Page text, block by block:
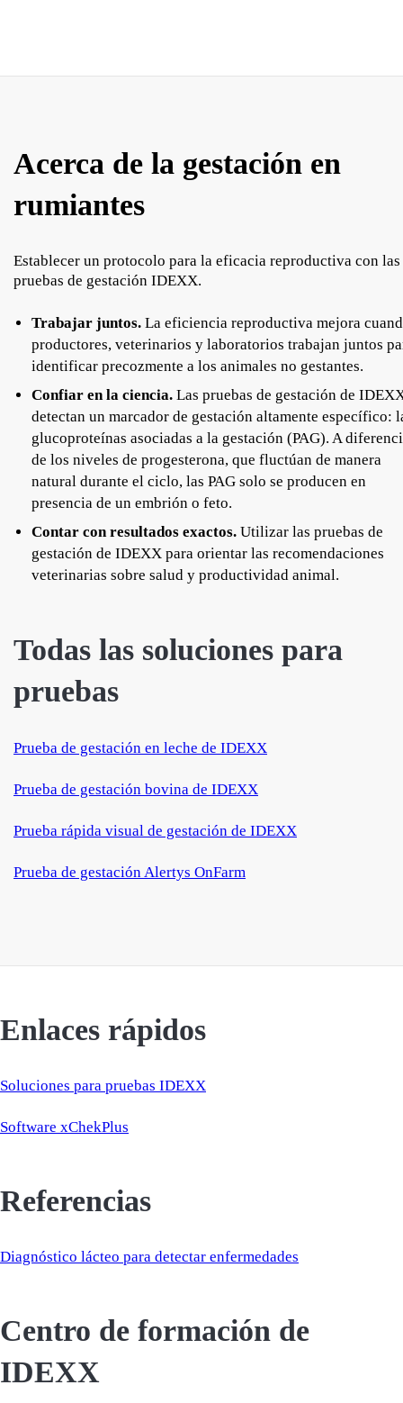
Acerca de la gestación en
rumiantes
Establecer un protocolo para la eficacia reproductiva con las
pruebas de gestación IDEXX.
Trabajar juntos. La eficiencia reproductiva mejora
productores, veterinarios y laboratorios trabajan juntos
identificar precozmente a los animales no gestantes.
Confiar en la ciencia. Las pruebas de gestación de
detectan un marcador de gestación altamente específico:
glucoproteínas asociadas a la gestación (PAG). A
de los niveles de progesterona, que fluctúan de manera
natural durante el ciclo, las PAG solo se producen en
presencia de un embrión o feto.
Contar con resultados exactos. Utilizar las pruebas de
gestación de IDEXX para orientar las recomendaciones
veterinarias sobre salud y productividad animal.
Todas las soluciones para
pruebas
Prueba de gestación en leche de IDEXX
Prueba de gestación bovina de IDEXX
Prueba rápida visual de gestación de IDEXX
Prueba de gestación Alertys OnFarm
Enlaces rápidos
Soluciones para pruebas IDEXX
Software xChekPlus
Referencias
Diagnóstico lácteo para detectar enfermedades
Centro de formación de
IDEXX